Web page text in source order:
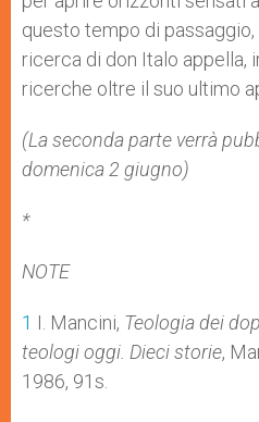
questo tempo di passaggio,
ricerca di don Italo appella,
ricerche oltre il suo ultimo
(La seconda parte verrà
domenica 2 giugno)
*
NOTE
1 I. Mancini, Teologia dei
teologi oggi. Dieci storie,
1986, 91s.